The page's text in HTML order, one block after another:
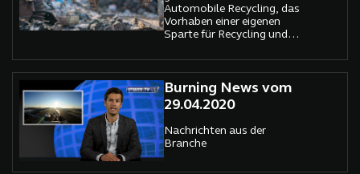
Automobile Recycling, das
Vorhaben einer eigenen
Sparte für Recycling und
Lkw-Teilen in die Tat um.
Burning News vom
29.04.2020
Nachrichten aus der
Branche